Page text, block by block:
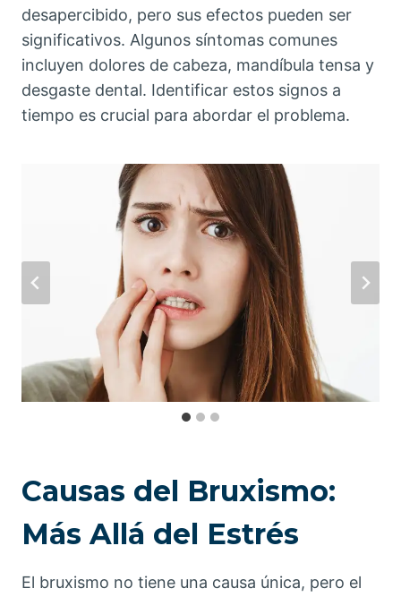
desapercibido, pero sus efectos pueden ser
significativos. Algunos síntomas comunes
incluyen dolores de cabeza, mandíbula tensa y
desgaste dental. Identificar estos signos a
tiempo es crucial para abordar el problema.
Causas del Bruxismo:
Más Allá del Estrés
El bruxismo no tiene una causa única, pero el